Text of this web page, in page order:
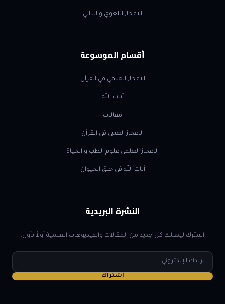
الاعجاز اللغوي والبياني
أقسام الموسوعة
الاعجاز العلمي في القرآن
آيات الله
مقالات
الاعجاز الغيبي في القرآن
الاعجاز العلمي علوم الطب و الحياة
آيات الله في خلق الحيوان
النشرة البريدية
اشترك ليصلك كل جديد من المقالات والفيديوهات العلمية أولاً بأول.
البريد
الإلكتروني
اشتراك